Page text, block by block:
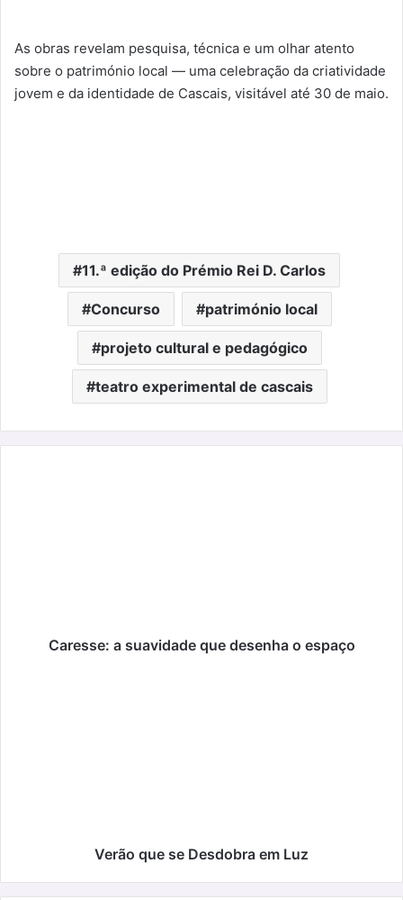
As obras revelam pesquisa, técnica e um olhar atento
sobre o património local — uma celebração da criatividade
jovem e da identidade de Cascais, visitável até 30 de maio.
11.ª edição do Prémio Rei D. Carlos
Concurso património local
projeto cultural e pedagógico
teatro experimental de cascais
Caresse: a suavidade que desenha o espaço
Verão que se Desdobra em Luz